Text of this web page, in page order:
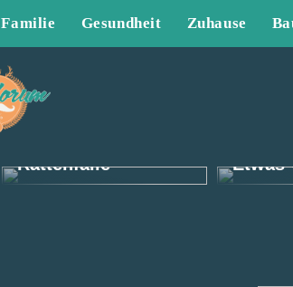
Familie Gesundheit Zuhause
Rattenfalle
Etwas